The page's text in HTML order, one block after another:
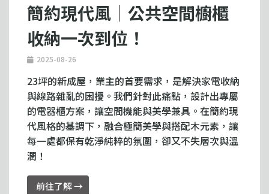
簡約現代風｜公共空間櫥櫃
收納一次到位！
2025-08-26
23坪的新成屋，業主的首要需求，是解決家電收納
與線路雜亂的困擾。我們針對此痛點，設計出專屬
的電器櫃方案，讓空間機能與美學兼具。在簡約現
代風格的基調下，融合極簡美學與搭配木元素，讓
每一處都保有乾淨純粹的氛圍，卻又不失層次與溫
潤！
前往了解 →